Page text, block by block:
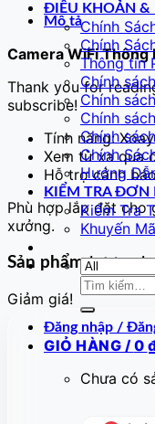
ĐIỀU KHOẢN &
Chính
Chính
Thông tin
Chính
Chính
Chính
Chính
Chính
Hướng
KIỂM TRA ĐƠN
Kiểm Tra
Khuyến
Tìm
Đăng nhập /
GIỎ HÀNG / 0
Chưa có
Mô tả
Camera WiFi Thông
Thank you for
subscribe!
Tính năng:
Xem từ xa qua
Hỗ trợ cảnh
Phù hợp lắp đặt cho
xưởng.
Sản phẩm tương
Giảm giá!